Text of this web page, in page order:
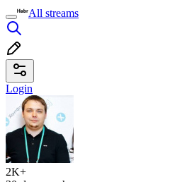
All streams
Login
2K+